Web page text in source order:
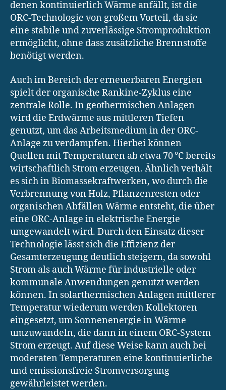
denen kontinuierlich Wärme anfällt, ist die
ORC-Technologie von großem Vorteil, da sie
eine stabile und zuverlässige Stromproduktion
ermöglicht, ohne dass zusätzliche Brennstoffe
benötigt werden.
Auch im Bereich der erneuerbaren Energien
spielt der organische Rankine-Zyklus eine
zentrale Rolle. In geothermischen Anlagen
wird die Erdwärme aus mittleren Tiefen
genutzt, um das Arbeitsmedium in der ORC-
Anlage zu verdampfen. Hierbei können
Quellen mit Temperaturen ab etwa 70 °C bereits
wirtschaftlich Strom erzeugen. Ähnlich verhält
es sich in Biomassekraftwerken, wo durch die
Verbrennung von Holz, Pflanzenresten oder
organischen Abfällen Wärme entsteht, die über
eine ORC-Anlage in elektrische Energie
umgewandelt wird. Durch den Einsatz dieser
Technologie lässt sich die Effizienz der
Gesamterzeugung deutlich steigern, da sowohl
Strom als auch Wärme für industrielle oder
kommunale Anwendungen genutzt werden
können. In solarthermischen Anlagen mittlerer
Temperatur wiederum werden Kollektoren
eingesetzt, um Sonnenenergie in Wärme
umzuwandeln, die dann in einem ORC-System
Strom erzeugt. Auf diese Weise kann auch bei
moderaten Temperaturen eine kontinuierliche
und emissionsfreie Stromversorgung
gewährleistet werden.